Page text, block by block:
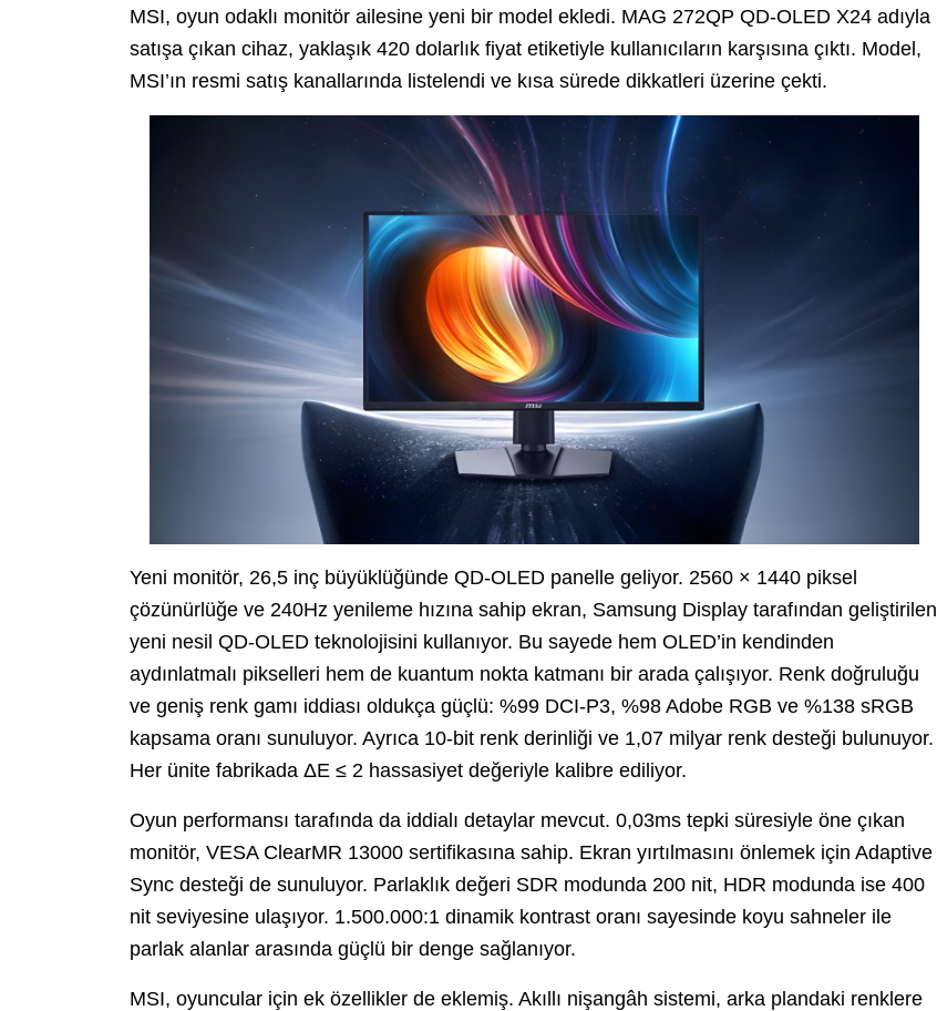
MSI, oyun odaklı monitör ailesine yeni bir model ekledi. MAG 272QP QD-OLED X24 adıyla
satışa çıkan cihaz, yaklaşık 420 dolarlık fiyat etiketiyle kullanıcıların karşısına çıktı. Model,
MSI’ın resmi satış kanallarında listelendi ve kısa sürede dikkatleri üzerine çekti.
Yeni monitör, 26,5 inç büyüklüğünde QD-OLED panelle geliyor. 2560 × 1440 piksel
çözünürlüğe ve 240Hz yenileme hızına sahip ekran, Samsung Display tarafından geliştirilen
yeni nesil QD-OLED teknolojisini kullanıyor. Bu sayede hem OLED’in kendinden
aydınlatmalı pikselleri hem de kuantum nokta katmanı bir arada çalışıyor. Renk doğruluğu
ve geniş renk gamı iddiası oldukça güçlü: %99 DCI-P3, %98 Adobe RGB ve %138 sRGB
kapsama oranı sunuluyor. Ayrıca 10-bit renk derinliği ve 1,07 milyar renk desteği bulunuyor.
Her ünite fabrikada ΔE ≤ 2 hassasiyet değeriyle kalibre ediliyor.
Oyun performansı tarafında da iddialı detaylar mevcut. 0,03ms tepki süresiyle öne çıkan
monitör, VESA ClearMR 13000 sertifikasına sahip. Ekran yırtılmasını önlemek için Adaptive
Sync desteği de sunuluyor. Parlaklık değeri SDR modunda 200 nit, HDR modunda ise 400
nit seviyesine ulaşıyor. 1.500.000:1 dinamik kontrast oranı sayesinde koyu sahneler ile
parlak alanlar arasında güçlü bir denge sağlanıyor.
MSI, oyuncular için ek özellikler de eklemiş. Akıllı nişangâh sistemi, arka plandaki renklere